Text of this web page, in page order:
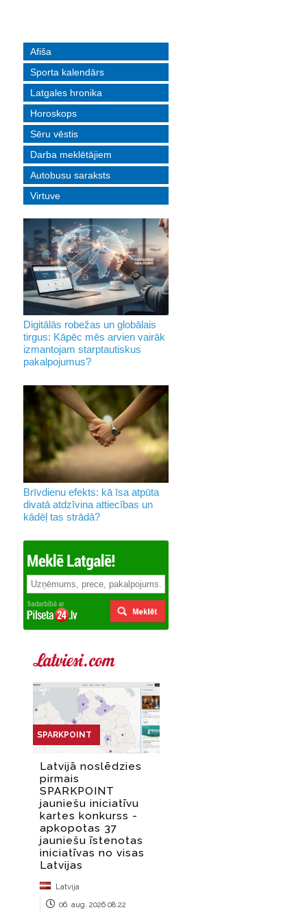
Afiša
Sporta kalendārs
Latgales hronika
Horoskops
Sēru vēstis
Darba meklētājiem
Autobusu saraksts
Virtuve
Digitālās robežas un globālais
tirgus: Kāpēc mēs arvien vairāk
izmantojam starptautiskus
pakalpojumus?
Brīvdienu efekts: kā īsa atpūta
divatā atdzīvina attiecības un
kādēļ tas strādā?